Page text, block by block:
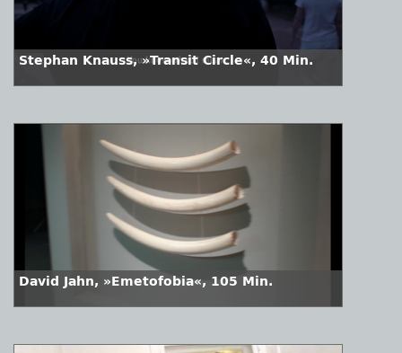
Stephan Knauss, »Transit Circle«, 40 Min.
David Jahn, »Emetofobia«, 105 Min.